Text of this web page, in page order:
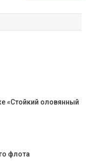
«Стойкий оловянный
флота